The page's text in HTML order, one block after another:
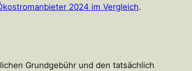
2024 im Vergleich.
Grundgebühr und den tatsächlich